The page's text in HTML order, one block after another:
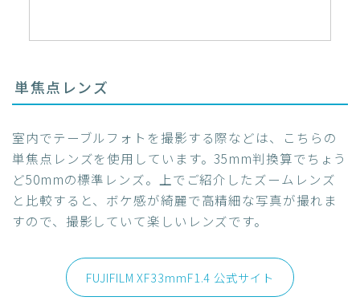
単焦点レンズ
室内でテーブルフォトを撮影する際などは、こちらの
単焦点レンズを使用しています。35mm判換算でちょう
ど50mmの標準レンズ。上でご紹介したズームレンズ
と比較すると、ボケ感が綺麗で高精細な写真が撮れま
すので、撮影していて楽しいレンズです。
FUJIFILM XF33mmF1.4 公式サイト